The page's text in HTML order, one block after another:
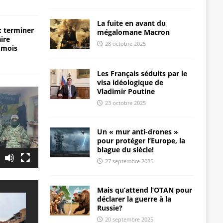
terminer
La fuite en avant du
mégalomane Macron
28 octobre 2025
Les Français séduits par le
visa idéologique de
Vladimir Poutine
23 octobre 2025
Un « mur anti-drones »
pour protéger l’Europe, la
blague du siècle!
27 septembre 2025
Mais qu’attend l’OTAN pour
déclarer la guerre à la
Russie?
20 septembre 2025